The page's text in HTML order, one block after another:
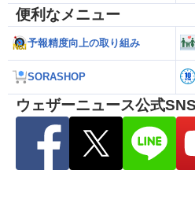
便利なメニュー
予報精度向上の取り組み
SORASHOP
ウェザーニュース公式SNS